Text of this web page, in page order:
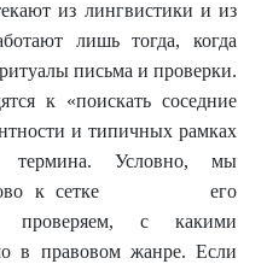
из лингвистики и из
лишь тогда, когда
письма и проверки.
к «поискать соседние
и типичных рамках
термина. Условно, мы
слово к сетке его
проверяем, с какими
в правовом жанре. Если